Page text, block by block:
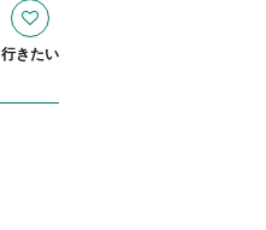
行きたい